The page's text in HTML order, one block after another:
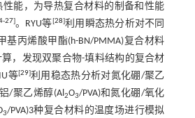
能，为导热复合材料的制备和性能
-27]。RYU等[28]利用瞬态热分析对不同
基丙烯酸甲酯(h-BN/PMMA)复合材料
，发现双聚合物-填料结构的复合材
等[29]利用稳态热分析对氮化硼/聚乙
/聚乙烯醇(Al2O3/PVA)和氮化硼/氧化
3/PVA)3种复合材料的温度场进行模拟